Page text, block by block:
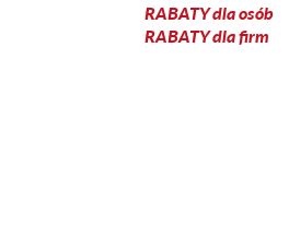
RABATY dla osób
RABATY dla firm